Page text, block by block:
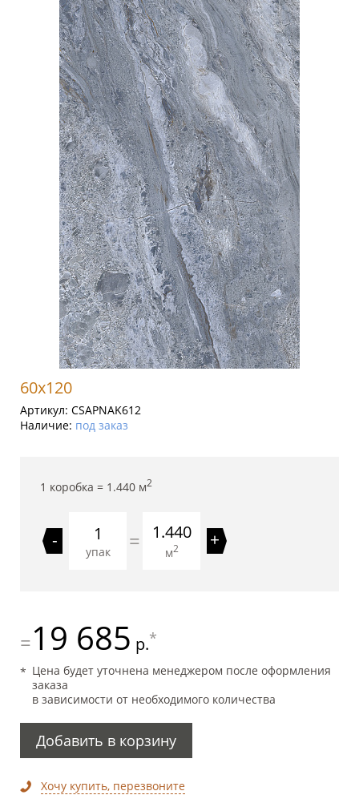
60x120
Артикул: CSAPNAK612
Наличие: под заказ
1 коробка = 1.440 м2
-
упак = 1.440
м2 +
=19 685 р.*
Цена будет уточнена менеджером после оформления
заказа
в зависимости от необходимого количества
Добавить в корзину
Хочу купить, перезвоните